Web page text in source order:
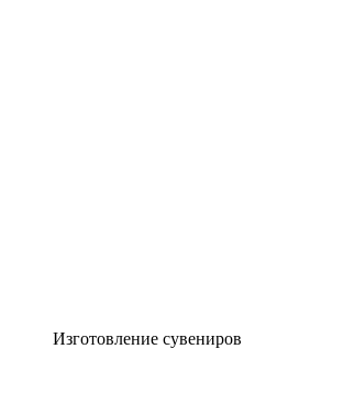
Изготовление сувениров